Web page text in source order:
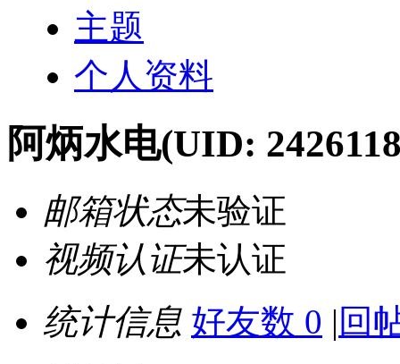
主题
个人资料
阿炳水电(UID:
邮箱状态未验证
视频认证未认证
统计信息 好友数 0 | 回